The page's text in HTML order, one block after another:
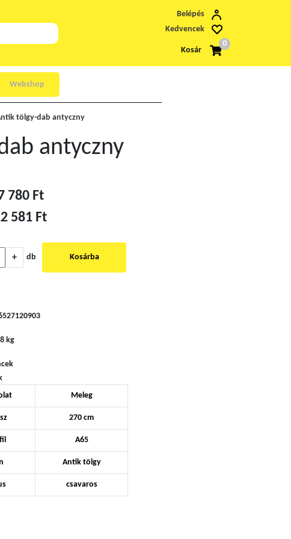
Belépés
Kedvencek
Kosár
0
Webshop
tölgy-dab antyczny
antyczny
780 Ft
581 Ft
+ db Kosárba
kg
Meleg
270 cm
A65
Antik tölgy
csavaros